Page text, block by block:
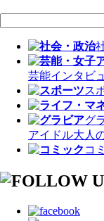
芸能インタビ
ス
グ
アイドル大人
コ